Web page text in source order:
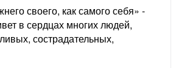
своего, как самого себя» -
в сердцах многих людей,
сострадательных,